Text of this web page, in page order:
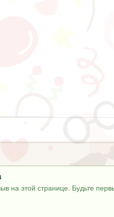
на этой странице. Будьте